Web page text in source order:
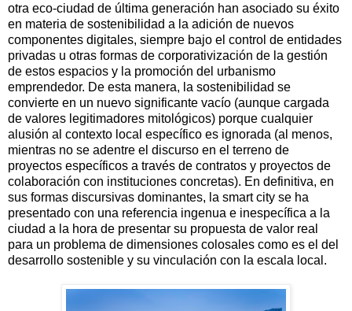
otra eco-ciudad de última generación han asociado su éxito
en materia de sostenibilidad a la adición de nuevos
componentes digitales, siempre bajo el control de entidades
privadas u otras formas de corporativización de la gestión
de estos espacios y la promoción del urbanismo
emprendedor. De esta manera, la sostenibilidad se
convierte en un nuevo significante vacío (aunque cargada
de valores legitimadores mitológicos) porque cualquier
alusión al contexto local específico es ignorada (al menos,
mientras no se adentre el discurso en el terreno de
proyectos específicos a través de contratos y proyectos de
colaboración con instituciones concretas). En definitiva, en
sus formas discursivas dominantes, la smart city se ha
presentado con una referencia ingenua e inespecífica a la
ciudad a la hora de presentar su propuesta de valor real
para un problema de dimensiones colosales como es el del
desarrollo sostenible y su vinculación con la escala local.